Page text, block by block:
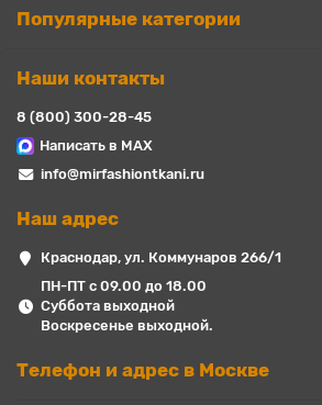
Популярные категории
Наши контакты
8 (800) 300-28-45
Написать в MAX
info@mirfashiontkani.ru
Наш адрес
Краснодар, ул. Коммунаров 266/1
ПН-ПТ с 09.00 до 18.00
Суббота выходной
Воскресенье выходной.
Телефон и адрес в Москве